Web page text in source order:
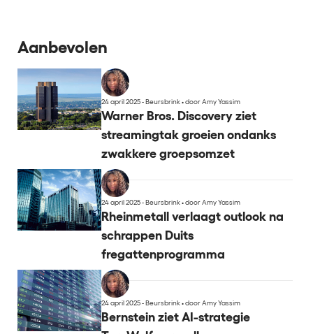
Aanbevolen
24 april 2025 - Beursbrink•door Amy Yassim
Warner Bros. Discovery ziet
streamingtak groeien ondanks
zwakkere groepsomzet
24 april 2025 - Beursbrink•door Amy Yassim
Rheinmetall verlaagt outlook na
schrappen Duits
fregattenprogramma
24 april 2025 - Beursbrink•door Amy Yassim
Bernstein ziet AI-strategie